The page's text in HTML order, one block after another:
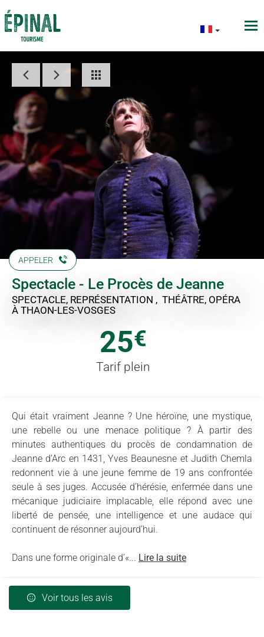
APPELER
Spectacle - Le Procès de Jeanne
SPECTACLE, REPRÉSENTATION , THÉÂTRE, OPÉRA
À THAON-LES-VOSGES
25€
Tarif plein
Qui était vraiment Jeanne ? Une héroïne, une mystique,
une rebelle ou une menace politique ? À partir des
minutes authentiques du procès de condamnation de
Jeanne d’Arc en 1431, Yves Beaunesne et Judith Chemla
redonnent vie à une jeune femme de 19 ans confrontée
seule à ses juges. Accusée d’hérésie, enfermée dans une
mécanique judiciaire implacable, elle répond avec une
liberté de pensée, une intelligence et une audace qui
continuent de résonner aujourd’hui.
Dans une forme originale d’«... Lire la suite
Voir tous les avis